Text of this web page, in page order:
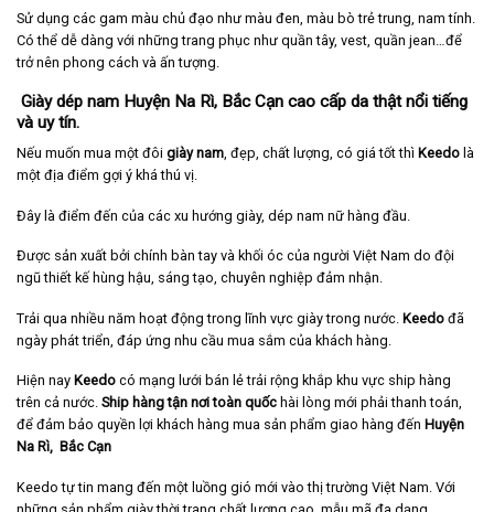
Sử dụng các gam màu chủ đạo như màu đen, màu bò trẻ trung, nam tính.
Có thể dễ dàng với những trang phục như quần tây, vest, quần jean…để
trở nên phong cách và ấn tượng.
Giày dép nam Huyện Na Rì, Bắc Cạn cao cấp da thật nổi tiếng
và uy tín.
Nếu muốn mua một đôi giày nam , đẹp, chất lượng, có giá tốt thì Keedo là
một địa điểm gợi ý khá thú vị.
Đây là điểm đến của các xu hướng giày, dép nam nữ hàng đầu.
Được sản xuất bởi chính bàn tay và khối óc của người Việt Nam do đội
ngũ thiết kế hùng hậu, sáng tạo, chuyên nghiệp đảm nhận.
Trải qua nhiều năm hoạt động trong lĩnh vực giày trong nước. Keedo đã
ngày phát triển, đáp ứng nhu cầu mua sắm của khách hàng.
Hiện nay Keedo có mạng lưới bán lẻ trải rộng khắp khu vực ship hàng
trên cả nước. Ship hàng tận nơi toàn quốc hài lòng mới phải thanh toán,
để đảm bảo quyền lợi khách hàng mua sản phẩm giao hàng đến Huyện
Na Rì, Bắc Cạn
Keedo tự tin mang đến một luồng gió mới vào thị trường Việt Nam. Với